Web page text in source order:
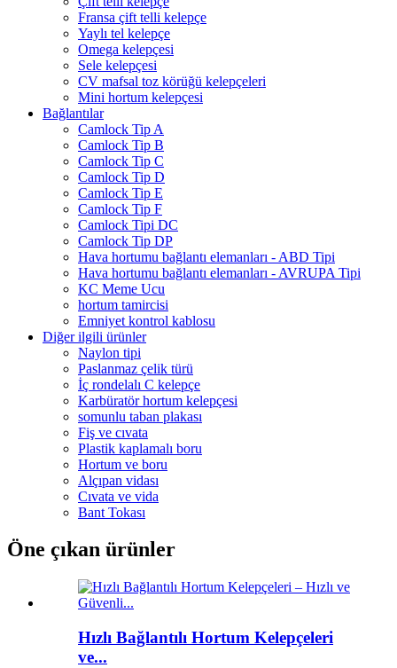
Fransa çift telli kelepçe
Yaylı tel kelepçe
Omega kelepçesi
Sele kelepçesi
CV mafsal toz körüğü kelepçeleri
Mini hortum kelepçesi
Bağlantılar
Camlock Tip A
Camlock Tip B
Camlock Tip C
Camlock Tip D
Camlock Tip E
Camlock Tip F
Camlock Tipi DC
Camlock Tip DP
Hava hortumu bağlantı elemanları - ABD Tipi
Hava hortumu bağlantı elemanları - AVRUPA Tipi
KC Meme Ucu
hortum tamircisi
Emniyet kontrol kablosu
Diğer ilgili ürünler
Naylon tipi
Paslanmaz çelik türü
İç rondelalı C kelepçe
Karbüratör hortum kelepçesi
somunlu taban plakası
Fiş ve cıvata
Plastik kaplamalı boru
Hortum ve boru
Alçıpan vidası
Cıvata ve vida
Bant Tokası
Öne çıkan ürünler
Hızlı Bağlantılı Hortum Kelepçeleri
ve...